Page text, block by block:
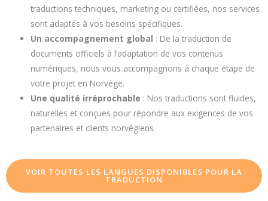
traductions techniques, marketing ou certifiées, nos services
sont adaptés à vos besoins spécifiques.
Un accompagnement global : De la traduction de
documents officiels à l’adaptation de vos contenus
numériques, nous vous accompagnons à chaque étape de
votre projet en Norvège.
Une qualité irréprochable : Nos traductions sont fluides,
naturelles et conçues pour répondre aux exigences de vos
partenaires et clients norvégiens.
VOIR TOUTES LES LANGUES DISPONIBLES POUR LA
TRADUCTION